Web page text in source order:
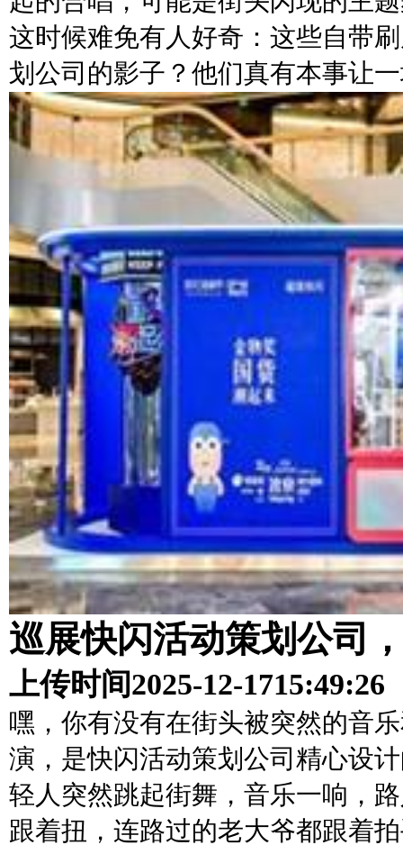
这时候难免有人好奇：这些自带
划公司的影子？他们真有本事让
巡展快闪活动策划公司
上传时间2025-12-1715:49:26
嘿，你有没有在街头被突然的音
演，是快闪活动策划公司精心设
轻人突然跳起街舞，音乐一响，
跟着扭，连路过的老大爷都跟着